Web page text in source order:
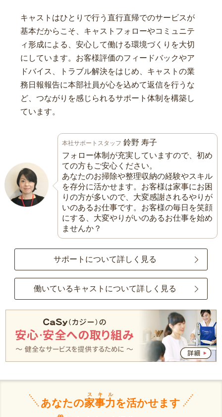
キャストはひとりで行う直行直帰でのサービスが
基本だからこそ、キャストフォローやコミュニテ
ィ形成による、安心して働ける環境づくりを大切
にしています。お客様評価のフィードバックやア
ドバイス、トラブル解決をはじめ、キャストの業
務日報報告に本部社員が心を込めて返信を行うな
ど、つながりを感じられるサポート体制を構築し
ています。
本社サポートスタッフ 鈴野 寿子
フォロー体制が充実していますので、初め
ての方もご安心ください。
あなたのお掃除や整理収納の経験やスキル
を存分に活かせます。お客様は家事にお困
りの方が多いので、大変感謝されるやりが
いのあるお仕事です。お客様の毎日を笑顔
にする、大変やりがいのあるお仕事を始め
ませんか？
サポートについて詳しく見る
働いているキャストについて詳しく見る
あなたの家事力
スキル
を活かせます